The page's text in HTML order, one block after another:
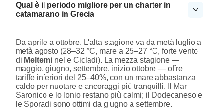
Qual è il periodo migliore per un charter in
catamarano in Grecia
Da aprile a ottobre. L'alta stagione va da metà luglio a
metà agosto (28–32 °C, mare a 25–27 °C, forte vento
di Meltemi nelle Cicladi). La mezza stagione —
maggio, giugno, settembre, inizio ottobre — offre
tariffe inferiori del 25–40%, con un mare abbastanza
caldo per nuotare e ancoraggi più tranquilli. Il Mar
Saronico e lo Ionio restano più calmi; il Dodecaneso e
le Sporadi sono ottimi da giugno a settembre.